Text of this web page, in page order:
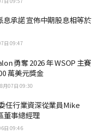
承諾 宣佈中期股息相等於
日 09:47
勇奪 2026 年 WSOP 主賽
萬美元獎金
月07日 09:30
任行業資深從業員Mike
董事總經理
日 09:46